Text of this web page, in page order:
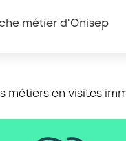
métier d'Onisep
métiers en visites